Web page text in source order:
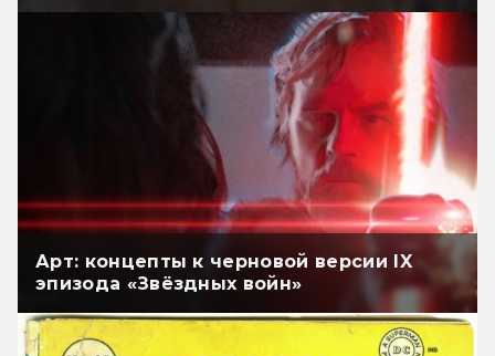
Арт: концепты к черновой версии IX
эпизода «Звёздных войн»